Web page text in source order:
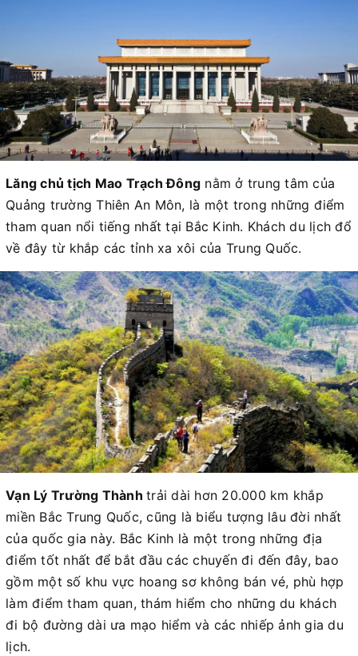
Lăng chủ tịch Mao Trạch Đông nằm ở trung tâm của
Quảng trường Thiên An Môn, là một trong những điểm
tham quan nổi tiếng nhất tại Bắc Kinh. Khách du lịch đổ
về đây từ khắp các tỉnh xa xôi của Trung Quốc.
Vạn Lý Trường Thành trải dài hơn 20.000 km khắp
miền Bắc Trung Quốc, cũng là biểu tượng lâu đời nhất
của quốc gia này. Bắc Kinh là một trong những địa
điểm tốt nhất để bắt đầu các chuyến đi đến đây, bao
gồm một số khu vực hoang sơ không bán vé, phù hợp
làm điểm tham quan, thám hiểm cho những du khách
đi bộ đường dài ưa mạo hiểm và các nhiếp ảnh gia du
lịch.